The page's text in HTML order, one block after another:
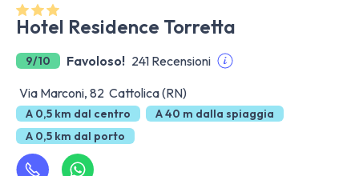
Hotel Residence Torretta
9/10 Favoloso! 241 Recensioni
Via Marconi, 82 Cattolica (RN)
A 0,5 km dal centro
A 40 m dalla spiaggia
A 0,5 km dal porto